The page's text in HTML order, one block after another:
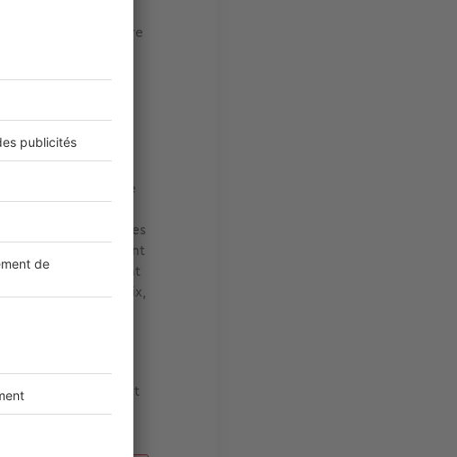
: l’A16 longe le
permet de rejoindre
A noter que la
de
à Dunkerque, reste
typiques,
relative décrue des
même engouement
accessibles sont
à moindre prix,
et Saint-Pol-sur-
grande ville.
une culture riche et